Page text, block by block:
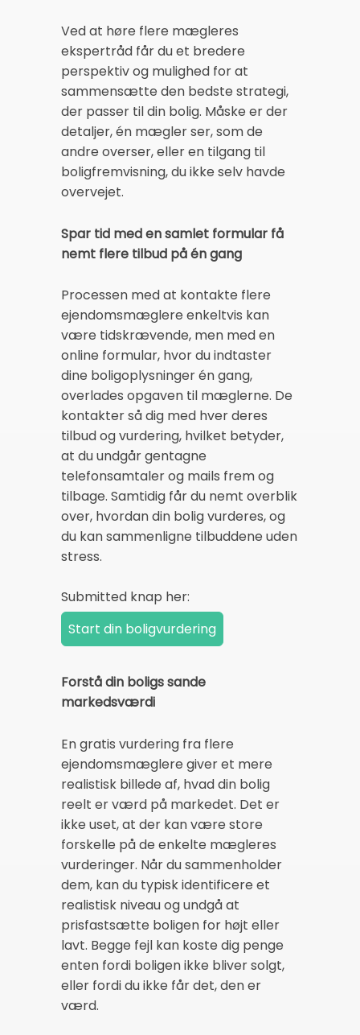
Ved at høre flere mægleres
ekspertråd får du et bredere
perspektiv og mulighed for at
sammensætte den bedste strategi,
der passer til din bolig. Måske er der
detaljer, én mægler ser, som de
andre overser, eller en tilgang til
boligfremvisning, du ikke selv havde
overvejet.
Spar tid med en samlet formular få
nemt flere tilbud på én gang
Processen med at kontakte flere
ejendomsmæglere enkeltvis kan
være tidskrævende, men med en
online formular, hvor du indtaster
dine boligoplysninger én gang,
overlades opgaven til mæglerne. De
kontakter så dig med hver deres
tilbud og vurdering, hvilket betyder,
at du undgår gentagne
telefonsamtaler og mails frem og
tilbage. Samtidig får du nemt overblik
over, hvordan din bolig vurderes, og
du kan sammenligne tilbuddene uden
stress.
Submitted knap her:
Forstå din boligs sande
markedsværdi
En gratis vurdering fra flere
ejendomsmæglere giver et mere
realistisk billede af, hvad din bolig
reelt er værd på markedet. Det er
ikke uset, at der kan være store
forskelle på de enkelte mægleres
vurderinger. Når du sammenholder
dem, kan du typisk identificere et
realistisk niveau og undgå at
prisfastsætte boligen for højt eller
lavt. Begge fejl kan koste dig penge
enten fordi boligen ikke bliver solgt,
eller fordi du ikke får det, den er
værd.